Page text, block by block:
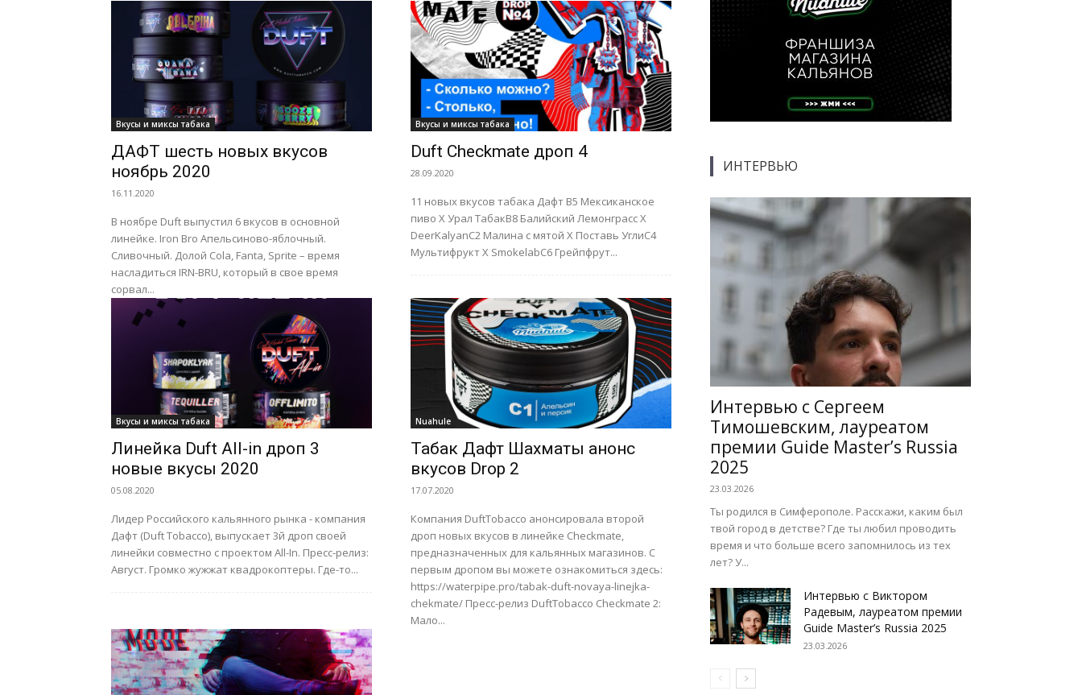
Вкусы и миксы табака
ДАФТ шесть новых вкусов
ноябрь 2020
16.11.2020
В ноябре Duft выпустил 6 вкусов в основной
линейке. Iron Bro Апельсиново-яблочный.
Сливочный. Долой Cola, Fanta, Sprite – время
насладиться IRN-BRU, который в свое время
сорвал...
Вкусы и миксы табака
Duft Checkmate дроп 4
28.09.2020
11 новых вкусов табака Дафт B5 Мексиканское
пиво Х Урал ТабакB8 Балийский Лемонграсс Х
DeerKalyanС2 Малина с мятой Х Поставь УглиC4
Мультифрукт Х SmokelabC6 Грейпфрут...
Вкусы и миксы табака
Линейка Duft All-in дроп 3
новые вкусы 2020
05.08.2020
Лидер Российского кальянного рынка - компания
Дафт (Duft Tobacco), выпускает 3й дроп своей
линейки совместно с проектом All-In. Пресс-релиз:
Август. Громко жужжат квадрокоптеры. Где-то...
Nuahule
Табак Дафт Шахматы анонс
вкусов Drop 2
17.07.2020
Компания DuftTobacco анонсировала второй
дроп новых вкусов в линейке Checkmate,
предназначенных для кальянных магазинов. C
первым дропом вы можете ознакомиться здесь:
https://waterpipe.pro/tabak-duft-novaya-linejka-
chekmate/ Преcc-релиз DuftTobacco Checkmate 2:
Мало...
ИНТЕРВЬЮ
Интервью с Сергеем
Тимошевским, лауреатом
премии Guide Master’s Russia
2025
23.03.2026
Ты родился в Симферополе. Расскажи, каким был
твой город в детстве? Где ты любил проводить
время и что больше всего запомнилось из тех
лет? У...
Интервью с Виктором
Радевым, лауреатом премии
Guide Master’s Russia 2025
23.03.2026